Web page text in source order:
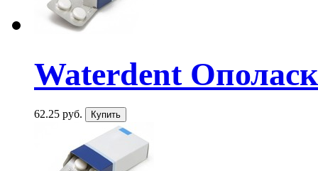
Waterdent
62.25 руб.